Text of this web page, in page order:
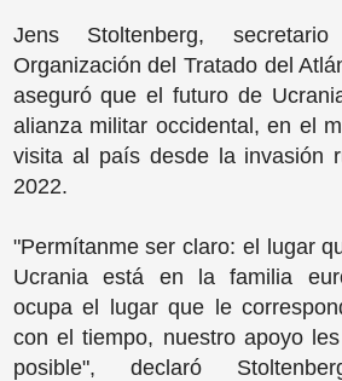
Jens Stoltenberg,
Organización del Tratado del
aseguró que el futuro de
alianza militar occidental, en el
visita al país desde la invasión
2022.
"Permítanme ser claro: el lugar
Ucrania está en la familia
ocupa el lugar que le
con el tiempo, nuestro apoyo
posible", declaró